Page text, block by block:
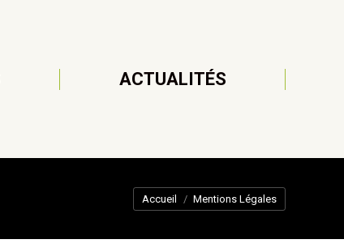
ACTUALITÉS
Vous êtes ici :
Accueil Mentions Légales